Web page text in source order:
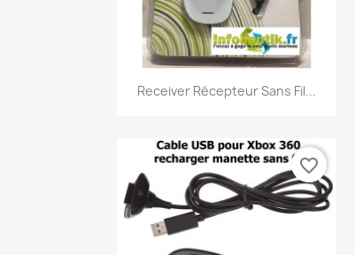
Aperçu rapide
Receiver Récepteur Sans Fil...
favorite_border